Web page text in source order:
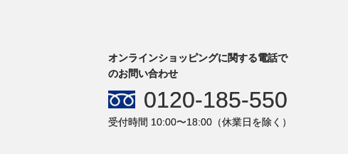
オンラインショッピングに関する電話で
のお問い合わせ
0120-185-550
受付時間 10:00〜18:00（休業日を除く）